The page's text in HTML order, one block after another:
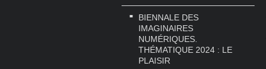
BIENNALE DES
IMAGINAIRES
NUMÉRIQUES.
THÉMATIQUE 2024 : LE
PLAISIR